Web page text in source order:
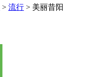
> 流行 > 美丽昔阳